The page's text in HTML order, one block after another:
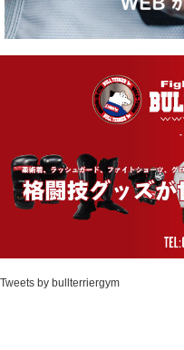
Tweets by bullterriergym